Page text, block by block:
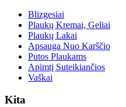
Blizgesiai
Plaukų Kremai, Geliai
Plaukų Lakai
Apsauga Nuo Karščio
Putos Plaukams
Apimtį Suteikiančios
Vaškai
Kita